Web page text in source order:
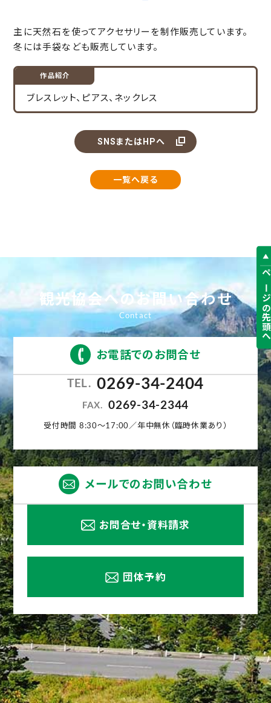
3
of
主に天然石を使ってアクセサリーを制作販売しています。
冬には手袋なども販売しています。
作品紹介
ブレスレット、ピアス、ネックレス
SNSまたはHPへ
一覧へ戻る
観光協会へのお問い合わせ
お電話でのお問合せ
TEL. 0269-34-2404
FAX. 0269-34-2344
受付時間 8:30〜17:00／年中無休（臨時休業あり）
メールでのお問い合わせ
お問合せ・資料請求
団体予約
ページの先頭へ